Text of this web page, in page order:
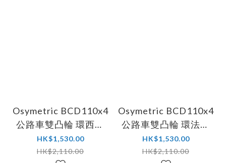
Osymetric BCD110x4
公路車雙凸輪 環西冠
軍全球限量款 (適用
R9100/ R8000)
HK$1,530.00
HK$2,110.00
Osymetric BCD110x4
公路車雙凸輪 環法冠
軍全球限量款 (適用
R9100/ R8000)
HK$1,530.00
HK$2,110.00